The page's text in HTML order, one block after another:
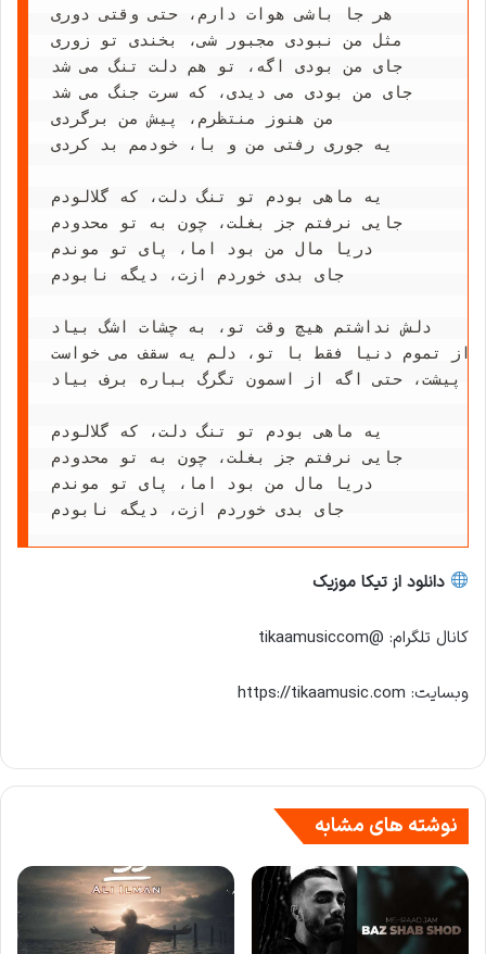
هر جا باشی هوات دارم، حتی وقتی دوری
مثل من نبودی مجبور شی، بخندی تو زوری
جای من بودی اگه، تو هم دلت تنگ می شد
جای من بودی می دیدی، که سرت جنگ می شد
من هنوز منتظرم، پیش من برگردی
یه جوری رفتی من و با، خودمم بد کردی
یه ماهی بودم تو تنگ دلت، که گلالودم
جایی نرفتم جز بغلت، چون به تو محدودم
دریا مال من بود اما، پای تو موندم
جای بدی خوردم ازت، دیگه نابودم
دلش نداشتم هیچ وقت تو، به چشات اشگ بیاد
از تموم دنیا فقط با تو، دلم یه سقف می خواست
پیشت، حتی اگه از اسمون تگرگ بباره برف بیاد
یه ماهی بودم تو تنگ دلت، که گلالودم
جایی نرفتم جز بغلت، چون به تو محدودم
دریا مال من بود اما، پای تو موندم
جای بدی خوردم ازت، دیگه نابودم
دانلود از تیکا موزیک
کانال تلگرام: @tikaamusiccom
وبسایت: https://tikaamusic.com
نوشته های مشابه